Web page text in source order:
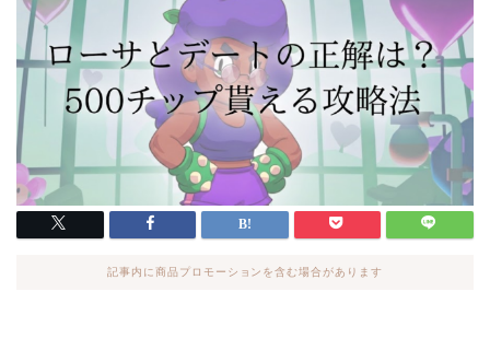
記事内に商品プロモーションを含む場合があります